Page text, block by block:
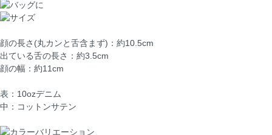
顔の長さ(丸カンと舌含まず)：約10.5cm
出ている舌の長さ：約3.5cm
顔の幅：約11cm
表：10ozデニム
中：コットンサテン